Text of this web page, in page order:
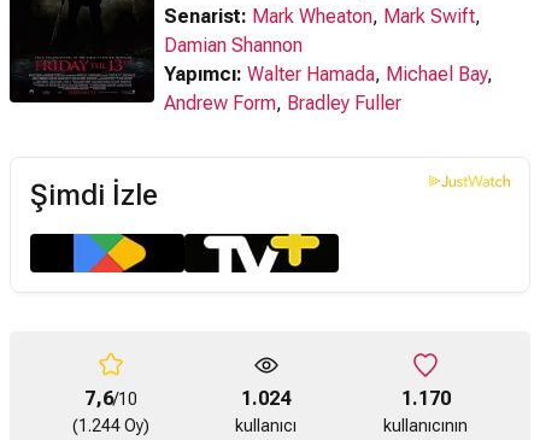
Senarist: Mark Wheaton, Mark Swift,
Damian Shannon
Yapımcı: Walter Hamada, Michael Bay,
Andrew Form, Bradley Fuller
Şimdi İzle
7,6/10
(1.244 Oy)
1.024
kullanıcı
1.170
kullanıcının